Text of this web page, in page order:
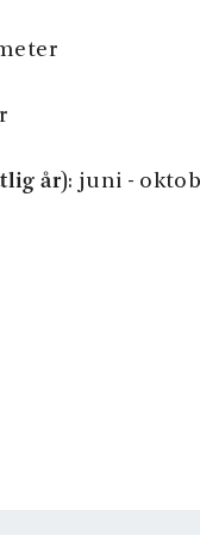
år): juni -